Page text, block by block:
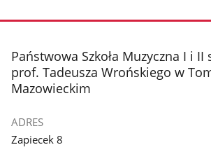
stopka
Państwowa Szkoła Muzyczna I i
prof. Tadeusza Wrońskiego w
Mazowieckim
ADRES
Zapiecek 8